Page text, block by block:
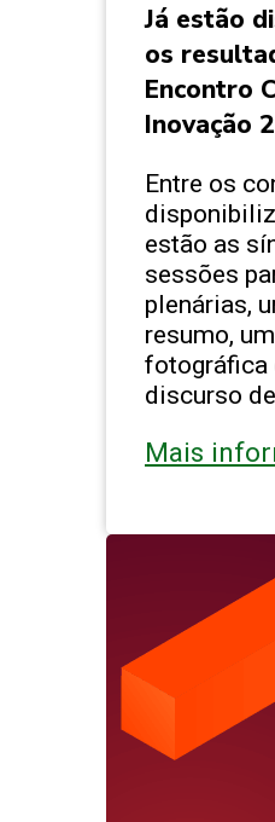
Já estão
os
Encontro
Inovação
Entre os
estão as
sessões
plenárias,
resumo,
fotográfica
discurso
Mais